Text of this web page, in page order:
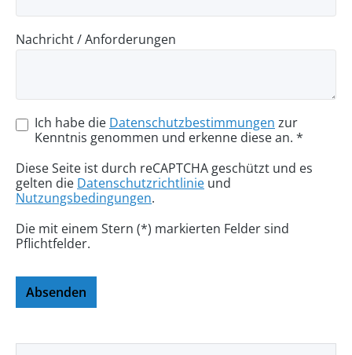
Nachricht / Anforderungen
Ich habe die Datenschutzbestimmungen zur
Kenntnis genommen und erkenne diese an. *
Diese Seite ist durch reCAPTCHA geschützt und es
gelten die Datenschutzrichtlinie und
Nutzungsbedingungen.
Die mit einem Stern (*) markierten Felder sind
Pflichtfelder.
Absenden